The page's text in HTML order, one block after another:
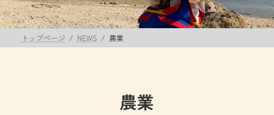
トップページ NEWS 農業
農業